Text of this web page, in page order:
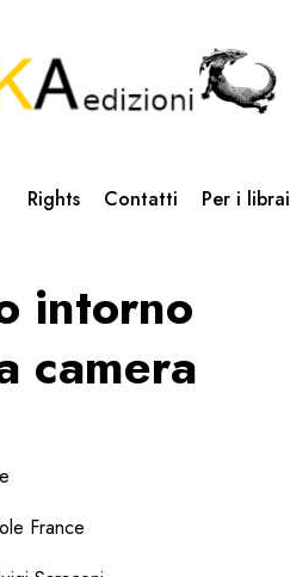
Rights Contatti Per i librai
intorno
camera
France